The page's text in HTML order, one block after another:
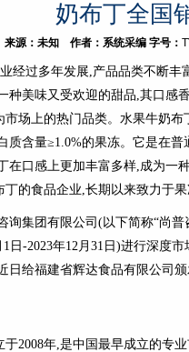
奶布丁全国
源：未知 作者：系统采编 字号： T
经过多年发展,产品品类不断
种美味又受欢迎的甜品,其口感
市场上的热门品类。水果牛奶
质含量≥1.0%的果冻。它是在
在口感上更加丰富多样,成为一
的食品企业,长期以来致力于果
询集团有限公司(以下简称“尚
日-2023年12月31日)进行深度
日给福建省辉达食品有限公司
于2008年,是中国最早成立的专